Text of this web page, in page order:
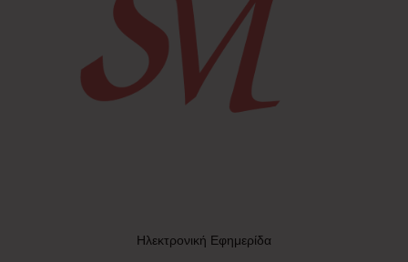
Ηλεκτρονική Εφημερίδα